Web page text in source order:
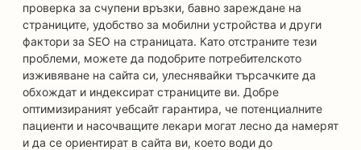
проверка за счупени връзки, бавно зареждане на
страниците, удобство за мобилни устройства и други
фактори за SEO на страницата. Като отстраните тези
проблеми, можете да подобрите потребителското
изживяване на сайта си, улеснявайки търсачките да
обхождат и индексират страниците ви. Добре
оптимизираният уебсайт гарантира, че потенциалните
пациенти и насочващите лекари могат лесно да намерят
и да се ориентират в сайта ви, което води до